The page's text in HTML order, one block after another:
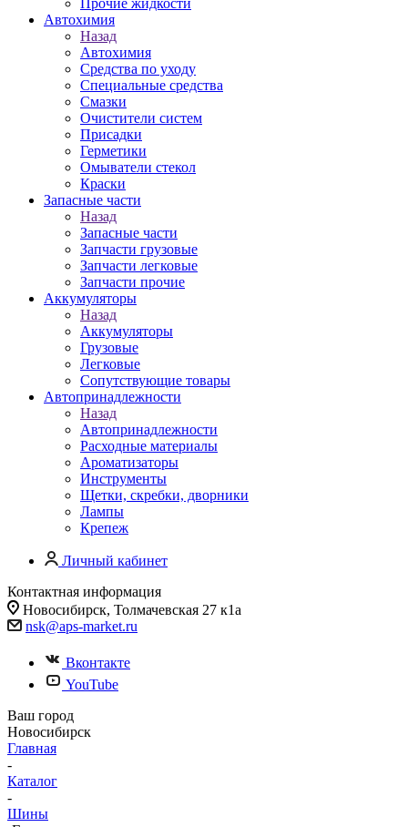
Автохимия
Назад
Автохимия
Средства по уходу
Специальные средства
Смазки
Очистители систем
Присадки
Герметики
Омыватели стекол
Краски
Запасные части
Назад
Запасные части
Запчасти грузовые
Запчасти легковые
Запчасти прочие
Аккумуляторы
Назад
Аккумуляторы
Грузовые
Легковые
Сопутствующие товары
Автопринадлежности
Назад
Автопринадлежности
Расходные материалы
Ароматизаторы
Инструменты
Щетки, скребки, дворники
Лампы
Крепеж
Личный кабинет
Контактная информация
Новосибирск, Толмачевская 27 к1а
nsk@aps-market.ru
Вконтакте
YouTube
Ваш город
Новосибирск
Главная
-
Каталог
-
Шины